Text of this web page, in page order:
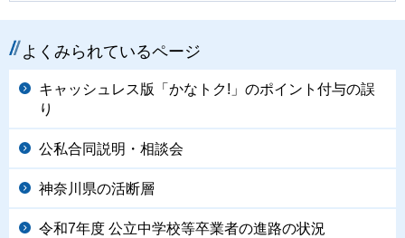
よくみられているページ
キャッシュレス版「かなトク!」のポイント付与の誤
り
公私合同説明・相談会
神奈川県の活断層
令和7年度 公立中学校等卒業者の進路の状況